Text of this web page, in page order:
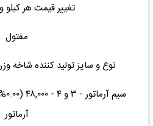
تغییر قیمت هر کیلو
مفتول
نوع و سایز تولید کننده شاخه
آرماتور